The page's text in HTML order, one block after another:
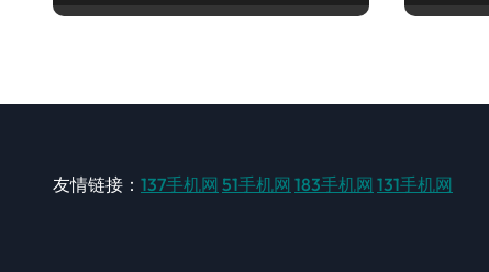
友情链接： 137手机网 51手机网 183手机网 131手机网